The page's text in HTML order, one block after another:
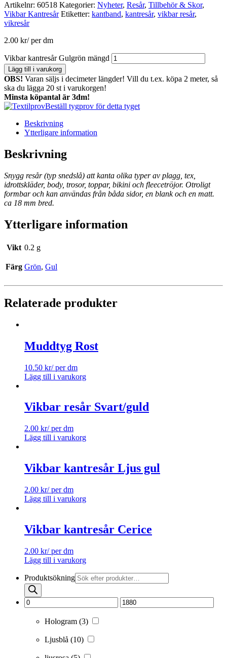
Artikelnr: 60518 Kategorier: Nyheter, Resår, Tillbehör & Skor,
Vikbar Kantresår Etiketter: kantband, kantresår, vikbar resår,
vikresår
2.00 kr/ per dm
Vikbar kantresår Gulgrön mängd
Lägg till i varukorg
OBS! Varan säljs i decimeter längder! Vill du t.ex. köpa 2 meter, så
ska du lägga 20 st i varukorgen!
Minsta köpantal är 3dm!
Beställ tygprov för detta tyget
Beskrivning
Ytterligare information
Beskrivning
Snygg resår (typ snedslå) att kanta olika typer av plagg, tex,
idrottskläder, body, trosor, toppar, bikini och fleecetröjor. Otroligt
formbar och kan användas från båda sidor, en blank och en matt.
ca 18 mm bred.
Ytterligare information
Vikt 0.2 g
Färg Grön, Gul
Relaterade produkter
Muddtyg Rost
10.50 kr/ per dm
Lägg till i varukorg
Vikbar resår Svart/guld
2.00 kr/ per dm
Lägg till i varukorg
Vikbar kantresår Ljus gul
2.00 kr/ per dm
Lägg till i varukorg
Vikbar kantresår Cerice
2.00 kr/ per dm
Lägg till i varukorg
Produktsökning
Hologram (3)
Ljusblå (10)